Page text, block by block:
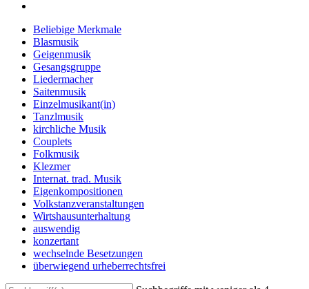
Beliebige Merkmale
Blasmusik
Geigenmusik
Gesangsgruppe
Liedermacher
Saitenmusik
Einzelmusikant(in)
Tanzlmusik
kirchliche Musik
Couplets
Folkmusik
Klezmer
Internat. trad. Musik
Eigenkompositionen
Volkstanzveranstaltungen
Wirtshausunterhaltung
auswendig
konzertant
wechselnde Besetzungen
überwiegend urheberrechtsfrei